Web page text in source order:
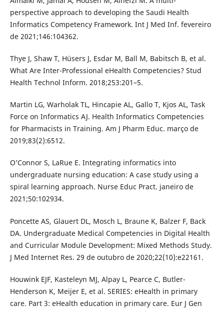
perspective approach to developing the Saudi Health
Informatics Competency Framework. Int J Med Inf. fevereiro
de 2021;146:104362.
Thye J, Shaw T, Hüsers J, Esdar M, Ball M, Babitsch B, et al.
What Are Inter-Professional eHealth Competencies? Stud
Health Technol Inform. 2018;253:201–5.
Martin LG, Warholak TL, Hincapie AL, Gallo T, Kjos AL, Task
Force on Informatics AJ. Health Informatics Competencies
for Pharmacists in Training. Am J Pharm Educ. março de
2019;83(2):6512.
O’Connor S, LaRue E. Integrating informatics into
undergraduate nursing education: A case study using a
spiral learning approach. Nurse Educ Pract. janeiro de
2021;50:102934.
Poncette AS, Glauert DL, Mosch L, Braune K, Balzer F, Back
DA. Undergraduate Medical Competencies in Digital Health
and Curricular Module Development: Mixed Methods Study.
J Med Internet Res. 29 de outubro de 2020;22(10):e22161.
Houwink EJF, Kasteleyn MJ, Alpay L, Pearce C, Butler-
Henderson K, Meijer E, et al. SERIES: eHealth in primary
care. Part 3: eHealth education in primary care. Eur J Gen